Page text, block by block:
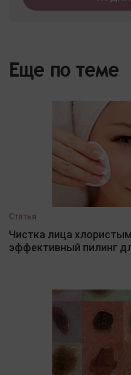
Еще по теме
Статья
Чистка лица
эффективный пилинг